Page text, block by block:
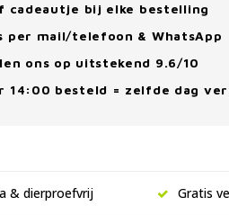
cadeautje bij elke bestelling
per mail/telefoon & WhatsApp
ons op uitstekend 9.6/10
14:00 besteld = zelfde dag
& dierproefvrij Gratis